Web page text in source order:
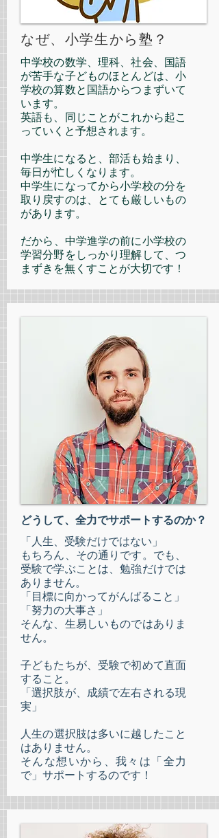
なぜ、小学生から塾？
中学校の数学、理科、社会、国語
が苦手な子どものほとんどは、小
学校の算数と国語からつまずいて
います。
英語も、同じことがこれから起こ
っていくと予想されます。
中学生になると、部活も始まり、
毎日が忙しくなります。
中学生になってから小学校の分を
取り戻すのは、とても厳しいもの
があります。
​だから、中学進学の前に小学校の
学習分野をしっかり理解して、つ
まずきを無くすことが大切です！
どうして、全力でサポートするのか？
「人生、受験だけではない」
もちろん、その通りです。でも、
受験で学ぶことは、勉強だけでは
ありません。
「目標に向かってがんばること」
「努力の大事さ」
そんな、生易しいものではありま
せん。
子どもたちが、受験で初めて直面
すること。
「選択肢が、成績で左右される現
実」
​人生の選択肢は多いに越したこと
はありません。
そんな想いから、我々は「全力
で」サポートするのです！